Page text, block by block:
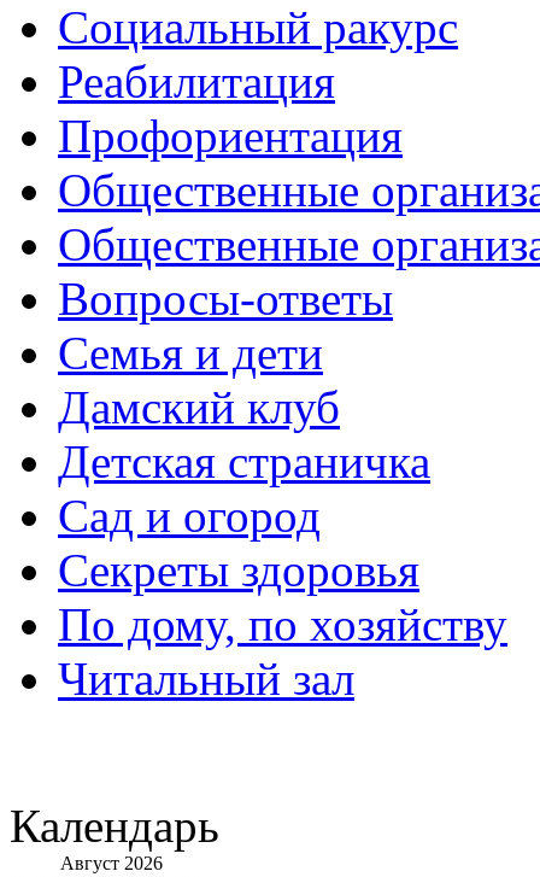
Социальный ракурс
Реабилитация
Профориентация
Общественные
Общественные
Вопросы-ответы
Семья и дети
Дамский клуб
Детская страничка
Сад и огород
Секреты здоровья
По дому, по хозяйству
Читальный зал
Календарь
Август 2026